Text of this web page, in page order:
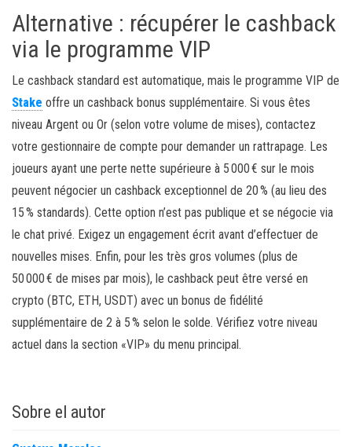
Alternative : récupérer le cashback
via le programme VIP
Le cashback standard est automatique, mais le programme VIP de
Stake offre un cashback bonus supplémentaire. Si vous êtes
niveau Argent ou Or (selon votre volume de mises), contactez
votre gestionnaire de compte pour demander un rattrapage. Les
joueurs ayant une perte nette supérieure à 5 000 € sur le mois
peuvent négocier un cashback exceptionnel de 20 % (au lieu des
15 % standards). Cette option n’est pas publique et se négocie via
le chat privé. Exigez un engagement écrit avant d’effectuer de
nouvelles mises. Enfin, pour les très gros volumes (plus de
50 000 € de mises par mois), le cashback peut être versé en
crypto (BTC, ETH, USDT) avec un bonus de fidélité
supplémentaire de 2 à 5 % selon le solde. Vérifiez votre niveau
actuel dans la section «VIP» du menu principal.
Sobre el autor